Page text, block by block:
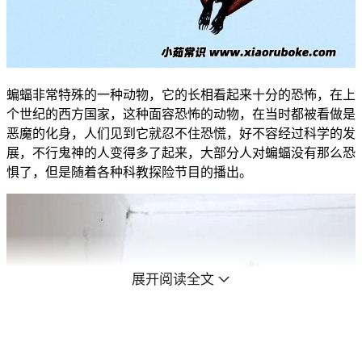
蝙蝠非常特殊的一种动物，它的长相看起来十分的恐怖，在上
个世纪的西方国家，这种面容恐怖的动物，在当时都被看做是
恶魔的化身，人们见到它就忍不住恐慌，好不容经过科学的发
展，不行鬼神的人变得多了起来，大部分人对蝙蝠没有那么恐
惧了，但是随着各种科教探险节目的播出。
展开阅读全文